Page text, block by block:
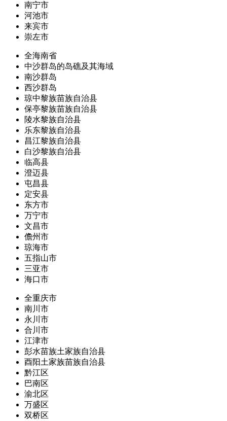
南宁市
河池市
来宾市
崇左市
全海南省
中沙群岛的岛礁及其海域
南沙群岛
西沙群岛
琼中黎族苗族自治县
保亭黎族苗族自治县
陵水黎族自治县
乐东黎族自治县
昌江黎族自治县
白沙黎族自治县
临高县
澄迈县
屯昌县
定安县
东方市
万宁市
文昌市
儋州市
琼海市
五指山市
三亚市
海口市
全重庆市
南川市
永川市
合川市
江津市
彭水苗族土家族自治县
酉阳土家族苗族自治县
黔江区
巴南区
渝北区
万盛区
双桥区